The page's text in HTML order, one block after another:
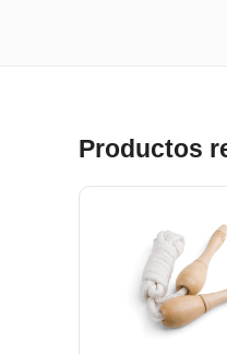
Productos